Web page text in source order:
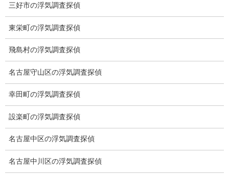
低料金の理由
スキルの高さ＝高額料金？
適正料金
稼働制って何？
探偵
探偵を本業
調査機器
探偵の資格
三好市の浮気調査探偵
東栄町の浮気調査探偵
飛島村の浮気調査探偵
名古屋守山区の浮気調査探偵
幸田町の浮気調査探偵
設楽町の浮気調査探偵
名古屋中区の浮気調査探偵
名古屋中川区の浮気調査探偵